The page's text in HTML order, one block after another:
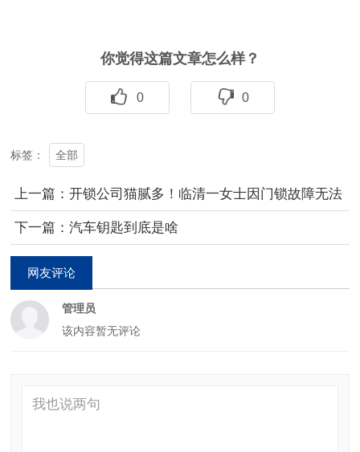
你觉得这篇文章怎么样？
0 0
标签： 全部
上一篇：开锁公司猫腻多！临清一女士因门锁故障无法
回家，最后
下一篇：汽车钥匙到底是啥
网友评论
管理员
该内容暂无评论